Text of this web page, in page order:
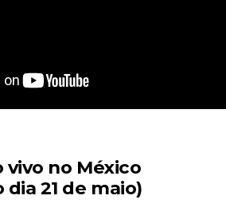
vivo no México
21 de maio)